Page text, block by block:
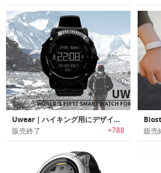
Uwear｜ハイキング用にデザインされたGPS搭載スマートスポーツウォッチ「ユーウェアー」
販売終了 +788 販売